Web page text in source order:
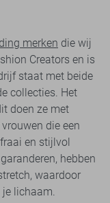
merken die wij
Creators en is
staat met beide
collecties. Het
doen ze met
die een
en stijlvol
hebben
waardoor
je lichaam.